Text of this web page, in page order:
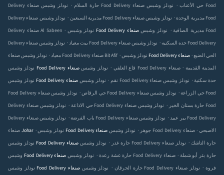
Delivery صنعاء‎ حارة السلام . نودلز وشبس Food Delivery صنعاء‎ حي الأعناب . نودلز وشبس Food
Delivery صنعاء‎ مديرية السبعين . نودلز وشبس Food Delivery صنعاء‎ مديرية الوحدة. نودلز وشبس Food
Delivery صنعاء‎ Al Sabeen . نودلز وشبس Food Delivery صنعاء‎ مديرية الصافية . نودلز وشبس Food
Delivery صنعاء‎ بيت معياد. نودلز وشبس Food Delivery صنعاء‎ حده السكنيه. نودلز وشبس Food Delivery
صنعاء‎ معياد. نودلز وشبس Food Delivery صنعاء‎ Bit Afif . نودلز وشبس Food Delivery صنعاء‎ الحي الضيع.
نودلز وشبس Food Delivery صنعاء‎ قاع العلفي . نودلز وشبس Food Delivery صنعاء‎ المدينة القديمة .
نودلز وشبس Food Delivery صنعاء‎ نقم . نودلز وشبس Food Delivery صنعاء‎ حدة سكنية. نودلز وشبس
Food Delivery صنعاء‎ حي الرقاص. نودلز وشبس Food Delivery صنعاء‎ حي الزراعة. نودلز وشبس Food
Delivery صنعاء‎ حي الاذاعة . نودلز وشبس Food Delivery صنعاء‎ حارة بستان الخير . نودلز وشبس Food
Delivery صنعاء‎ باب الفرضة. نودلز وشبس Food Delivery صنعاء‎ بير عبيد. نودلز وشبس Food Delivery
صنعاء‎ Johar . نودلز وشبس Food Delivery صنعاء‎ جوهر . نودلز وشبس Food Delivery صنعاء‎ الاصبحي .
نودلز وشبس Food Delivery صنعاء‎ حارة غدر . نودلز وشبس Food Delivery صنعاء‎ حارة التاشك . نودلز
وشبس Food Delivery صنعاء‎ حارة عشة رعدة . نودلز وشبس Food Delivery صنعاء‎ حارة بئر أبو شملة .
نودلز وشبس Food Delivery صنعاء‎ حارة الحرقان . نودلز وشبس Food Delivery صنعاء‎ فروة . نودلز